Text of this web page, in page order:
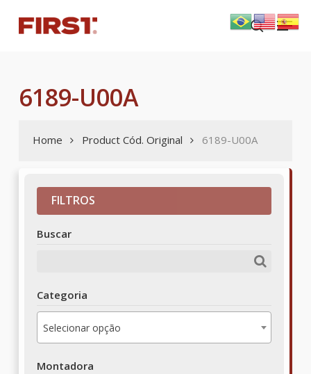
main
search
Menu
6189-U00A
Home Product Cód. Original 6189-U00A
FILTROS
Buscar
Categoria
Selecionar opção
Montadora